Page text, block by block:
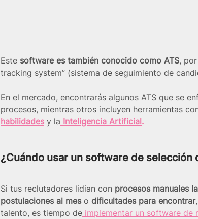
Este software es también conocido como ATS,
tracking system” (sistema de seguimiento de
En el mercado, encontrarás algunos ATS que se
procesos, mientras otros incluyen herramientas
habilidades y la Inteligencia Artificial.
¿Cuándo usar un software de selección
Si tus reclutadores lidian con procesos manuales
postulaciones al mes o dificultades para encontrar
talento, es tiempo de implementar un software